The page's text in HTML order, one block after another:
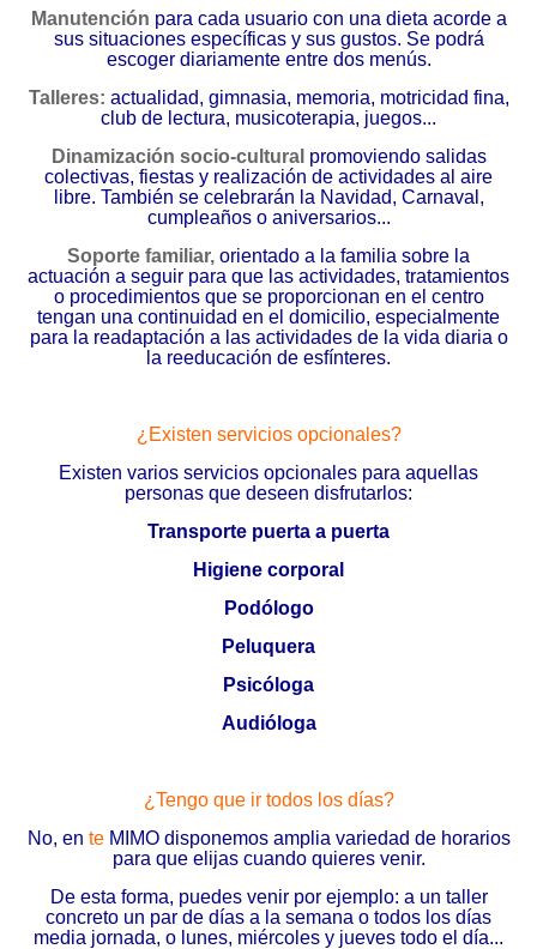
Manutención para cada usuario con una dieta acorde a
sus situaciones específicas y sus gustos. Se podrá
escoger diariamente entre dos menús.
Talleres: actualidad, gimnasia, memoria, motricidad fina,
club de lectura, musicoterapia, juegos...
Dinamización socio-cultural promoviendo salidas
colectivas, fiestas y realización de actividades al aire
libre. También se celebrarán la Navidad, Carnaval,
cumpleaños o aniversarios...
Soporte familiar, orientado a la familia sobre la
actuación a seguir para que las actividades, tratamientos
o procedimientos que se proporcionan en el centro
tengan una continuidad en el domicilio, especialmente
para la readaptación a las actividades de la vida diaria o
la reeducación de esfínteres.
¿Existen servicios opcionales?
Existen varios servicios opcionales para aquellas
personas que deseen disfrutarlos:
Transporte puerta a puerta
Higiene corporal
Podólogo
Peluquera
Psicóloga
Audióloga
¿Tengo que ir todos los días?
No, en te MIMO disponemos amplia variedad de horarios
para que elijas cuando quieres venir.
De esta forma, puedes venir por ejemplo: a un taller
concreto un par de días a la semana o todos los días
media jornada, o lunes, miércoles y jueves todo el día...